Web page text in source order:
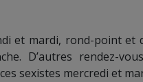
et mardi, rond-point
D’autres rendez-
sexistes mercredi et